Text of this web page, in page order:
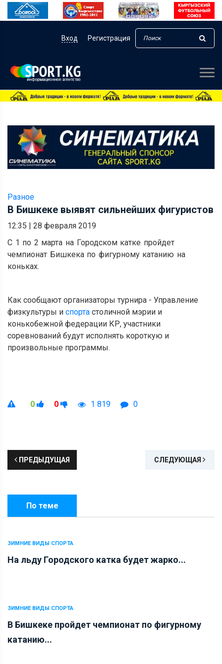
Вход Регистрация
Разное
В Бишкеке выявят сильнейших фигуристов
12:35 | 28 февраля 2019
С 1 по 2 марта на Городском катке пройдет
чемпионат Бишкека по фигурному катанию на
коньках.
Как сообщают организаторы турнира - Управление
физкультуры и спорта столичной мэрии и
конькобежной федерации КР, участники
соревнований будут исполнять короткую и
произвольные программы.
0 0 1 819 0
ПРЕДЫДУЩАЯ СЛЕДУЮЩАЯ
По теме
ЗИМНИЕ ВИДЫ СПОРТА
На льду Городского катка будет жарко...
ЗИМНИЕ ВИДЫ СПОРТА
В Бишкеке пройдет чемпионат по фигурному
катанию...